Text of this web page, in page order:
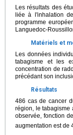
Les résultats des
liée à l'inhalation
programme
Languedoc-
Matériels et
Les données
tabagisme et les
concentration de
précédant son
Résultats
486 cas de cancer
région, le tabagisme
observée, fonction
augmentation est de